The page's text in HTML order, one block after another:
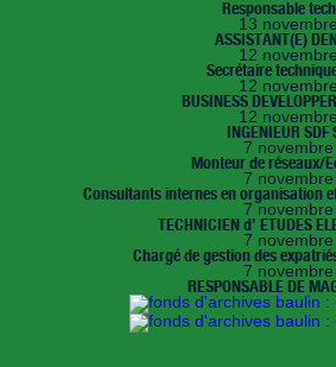
Responsable
13
ASSISTANT(E)
12
Secrétaire
12
BUSINESS
12
INGENIEUR SDF
7
Monteur de réseaux/
7
Consultants internes en organisation
7
TECHNICIEN d’ ETUDES
7
Chargé de gestion des
7
RESPONSABLE DE